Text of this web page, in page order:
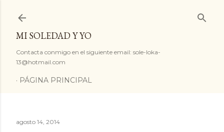
MI SOLEDAD Y YO
Contacta conmigo en el siguiente email: sole-loka-
13@hotmail.com
PÁGINA PRINCIPAL
agosto 14, 2014